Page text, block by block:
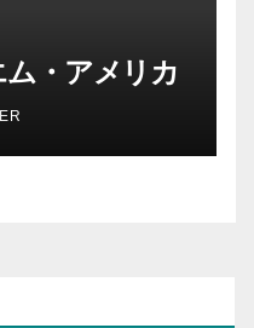
・アメリカ